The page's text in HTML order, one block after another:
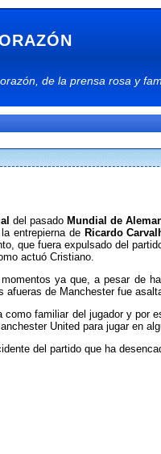
, de la prensa rosa y
del pasado Mundial de
entrepierna de Ricardo
que fuera expulsado del
actuó Cristiano.
ya que, a pesar de
de Manchester fue
familiar del jugador y por
United para jugar en
del partido que ha